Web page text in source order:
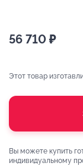
56 710 ₽
Этот товар
Вы можете купить
индивидуальному